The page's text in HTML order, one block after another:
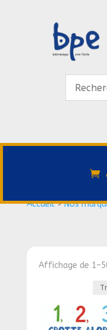
Accueil>Nos
Affichage de